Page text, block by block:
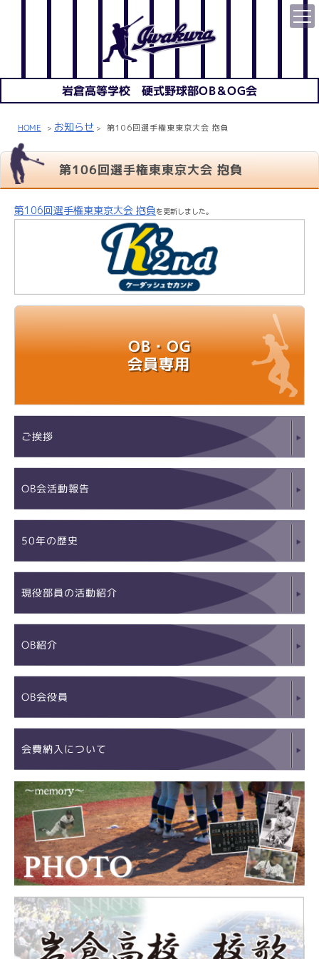
岩倉高等学校 硬式野球部OB＆OG会
HOME > お知らせ > 第106回選手権東東京大会 抱負
第106回選手権東東京大会 抱負
第106回選手権東東京大会 抱負 を更新しました。
OB・OG
会員専用
ご挨拶
OB会活動報告
50年の歴史
現役部員の活動紹介
OB紹介
OB会役員
会費納入について